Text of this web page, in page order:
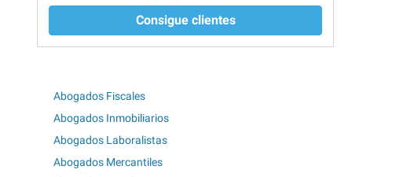
Consigue clientes
Abogados Fiscales
Abogados Inmobiliarios
Abogados Laboralistas
Abogados Mercantiles